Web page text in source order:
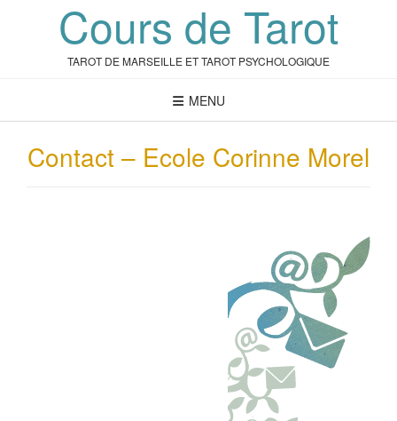
Cours de Tarot
TAROT DE MARSEILLE ET TAROT PSYCHOLOGIQUE
MENU
Contact – Ecole Corinne Morel